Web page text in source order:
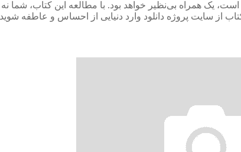
یک همراه بی‌نظیر خواهد بود. با مطالعه این کتاب، شما
کتاب از سایت پروژه دانلود وارد دنیایی از احساس و عاطفه